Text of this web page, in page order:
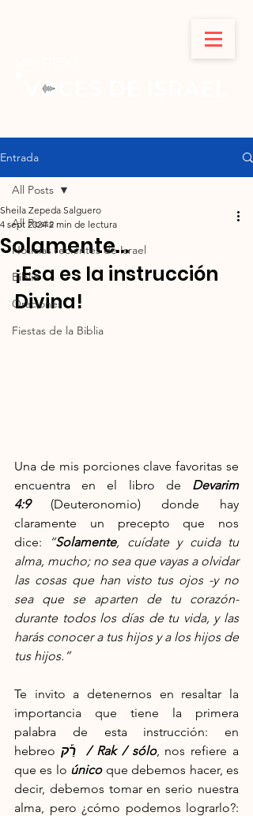
Entrada
All Posts
Noticias recientes de Israel
Biblia
Oraciones
Fiestas de la Biblia
All Posts
Solamente...
Sheila Zepeda Salguero
4 sept 2024 2 min de lectura
¡Esa es la instrucción
Divina!
Una de mis porciones clave favoritas se
encuentra en el libro de Devarim
4:9 (Deuteronomio) donde hay
claramente un precepto que nos
dice: “Solamente, cuídate y cuida tu
alma, mucho; no sea que vayas a olvidar
las cosas que han visto tus ojos -y no
sea que se aparten de tu corazón-
durante todos los días de tu vida, y las
harás conocer a tus hijos y a los hijos de
tus hijos.”
Te invito a detenernos en resaltar la
importancia que tiene la primera
palabra de esta instrucción: en
hebreo
רַ֡ק  / Rak / sólo, nos refiere a
que es lo único que debemos hacer, es
decir, debemos tomar en serio nuestra
alma, pero ¿cómo podemos lograrlo?: